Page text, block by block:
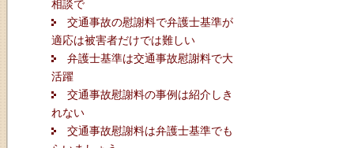
相談で
交通事故の慰謝料で弁護士基準が
適応は被害者だけでは難しい
弁護士基準は交通事故慰謝料で大
活躍
交通事故慰謝料の事例は紹介しき
れない
交通事故慰謝料は弁護士基準でも